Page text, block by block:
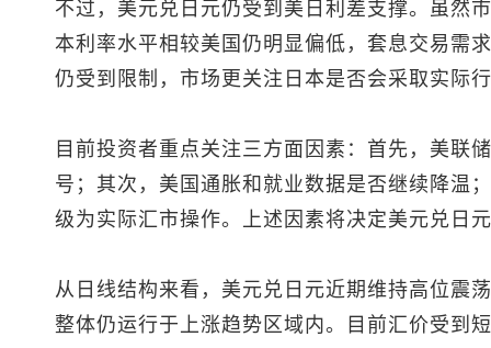
不过， 美元兑日元仍受到美日利差支撑。虽然
本利率水平相较美国仍明显偏低，套息交易需
仍受到限制，市场更关注日本是否会采取实际
目前投资者重点关注三方面因素：首先，美联
号；其次，美国通胀和就业数据是否继续降温
级为实际汇市操作。上述因素将决定美元兑日元
从日线结构来看， 美元兑日元近期维持高位震
整体仍运行于上涨趋势区域内。目前汇价受到